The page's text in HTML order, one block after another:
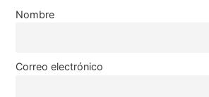
Nombre
Correo electrónico